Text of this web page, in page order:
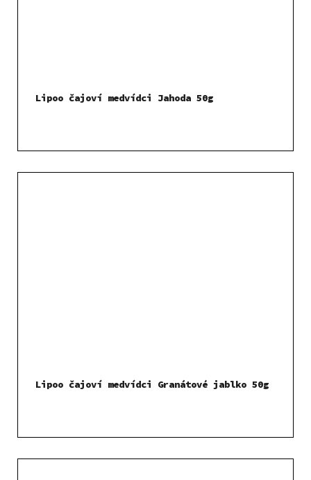
Lipoo čajoví medvídci Jahoda 50g
Lipoo čajoví medvídci Granátové jablko 50g